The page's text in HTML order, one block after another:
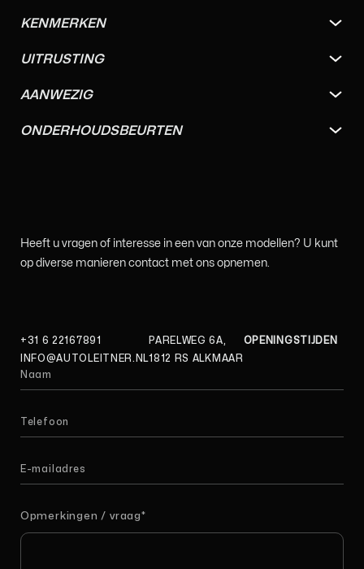
KENMERKEN
UITRUSTING
AANWEZIG
ONDERHOUDSBEURTEN
Heeft u vragen of interesse in een van onze modellen? U kunt
op diverse manieren contact met ons opnemen.
+31 6 22167891
INFO@AUTOLEITNER.NL
PARELWEG 6A,
1812 RS ALKMAAR
OPENINGSTIJDEN
Opmerkingen / vraag*